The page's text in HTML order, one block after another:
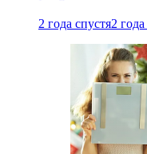
2 года спустя2